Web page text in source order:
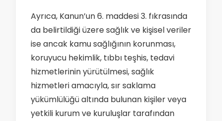
Ayrıca, Kanun’un 6. maddesi 3. fıkrasında
da belirtildiği üzere sağlık ve kişisel veriler
ise ancak kamu sağlığının korunması,
koruyucu hekimlik, tıbbı teşhis, tedavi
hizmetlerinin yürütülmesi, sağlık
hizmetleri amacıyla, sır saklama
yükümlülüğü altında bulunan kişiler veya
yetkili kurum ve kuruluşlar tarafından